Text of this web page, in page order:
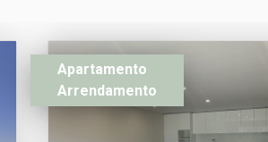
Apartamento
Arrendamento